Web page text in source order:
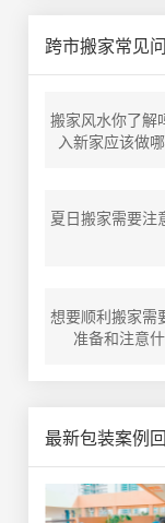
跨市搬家常见
搬家风水你了解
入新家应该做
夏日搬家需要注
想要顺利搬家需
准备和注意
最新包装案例